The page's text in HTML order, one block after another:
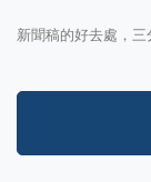
新聞稿的好去處，